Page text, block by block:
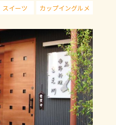
スイーツ カップイングルメ